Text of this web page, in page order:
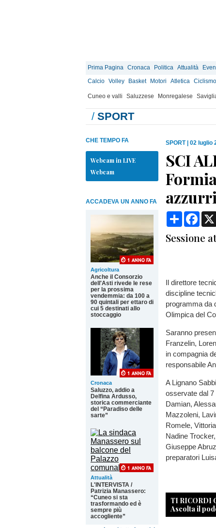
Prima Pagina Cronaca Politica Attualità
Calcio Volley Basket Motori Atletica Ciclismo
Cuneo e valli Saluzzese Monregalese
/ SPORT
CHE TEMPO FA
Webcam in LIVE
Webcam
ACCADEVA UN ANNO FA
Agricoltura
Anche il Consorzio
dell'Asti rivede le rese
per la prossima
vendemmia: da 100 a
90 quintali per ettaro di
cui 5 destinati allo
stoccaggio
Cronaca
Saluzzo, addio a
Delfina Ardusso,
storica commerciante
del “Paradiso delle
sarte”
Attualità
L'INTERVISTA /
Patrizia Manassero:
“Cuneo si sta
trasformando ed è
sempre più
accogliente”
SPORT| 02 luglio
SCI
Condividi
Sessione
Il direttore
discipline
programma da
Olimpica del
Saranno
Franzelin,
in compagnia
responsabile
A Lignano
osservate dal
Damian,
Mazzoleni,
Romele,
Nadine
Giuseppe
preparatori
TI RICORDI
Ascolta il